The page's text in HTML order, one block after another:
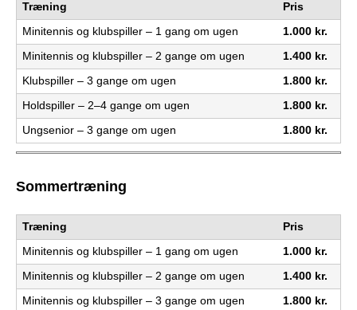
T
e
n
s
K
Træning Pris
Minitennis og klubspiller – 1 gang om ugen 1.000 kr.
Minitennis og klubspiller – 2 gange om ugen 1.400 kr.
Klubspiller – 3 gange om ugen 1.800 kr.
Holdspiller – 2–4 gange om ugen 1.800 kr.
Ungsenior – 3 gange om ugen 1.800 kr.
Sommertræning
Træning Pris
Minitennis og klubspiller – 1 gang om ugen 1.000 kr.
Minitennis og klubspiller – 2 gange om ugen 1.400 kr.
Minitennis og klubspiller – 3 gange om ugen 1.800 kr.